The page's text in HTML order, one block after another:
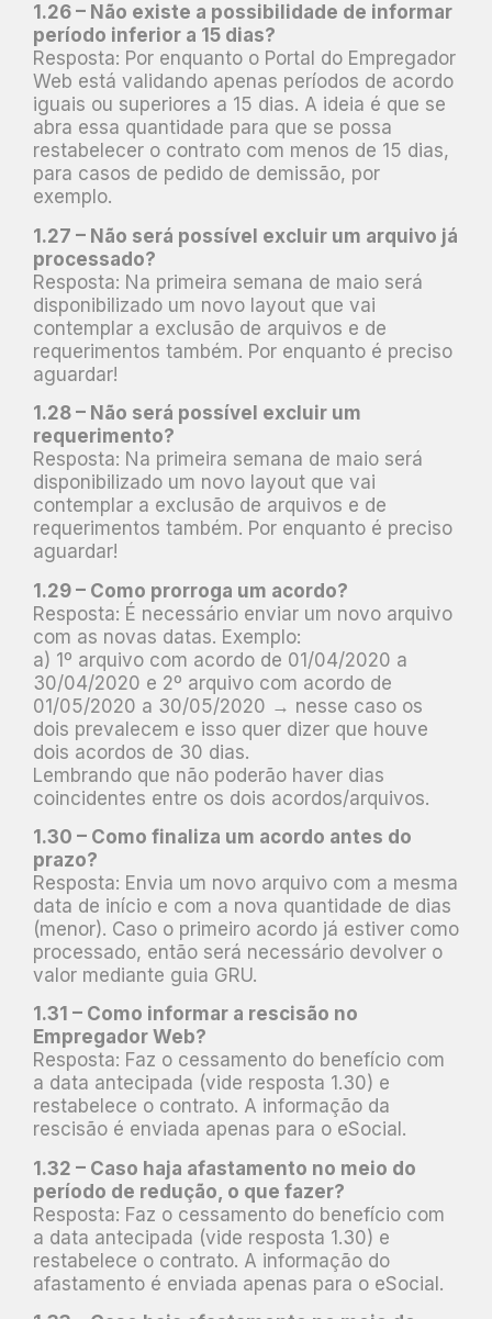
1.26 – Não existe a possibilidade de informar
período inferior a 15 dias?
Resposta: Por enquanto o Portal do Empregador
Web está validando apenas períodos de acordo
iguais ou superiores a 15 dias. A ideia é que se
abra essa quantidade para que se possa
restabelecer o contrato com menos de 15 dias,
para casos de pedido de demissão, por
exemplo.
1.27 – Não será possível excluir um arquivo já
processado?
Resposta: Na primeira semana de maio será
disponibilizado um novo layout que vai
contemplar a exclusão de arquivos e de
requerimentos também. Por enquanto é preciso
aguardar!
1.28 – Não será possível excluir um
requerimento?
Resposta: Na primeira semana de maio será
disponibilizado um novo layout que vai
contemplar a exclusão de arquivos e de
requerimentos também. Por enquanto é preciso
aguardar!
1.29 – Como prorroga um acordo?
Resposta: É necessário enviar um novo arquivo
com as novas datas. Exemplo:
a) 1º arquivo com acordo de 01/04/2020 a
30/04/2020 e 2º arquivo com acordo de
01/05/2020 a 30/05/2020 → nesse caso os
dois prevalecem e isso quer dizer que houve
dois acordos de 30 dias.
Lembrando que não poderão haver dias
coincidentes entre os dois acordos/arquivos.
1.30 – Como finaliza um acordo antes do
prazo?
Resposta: Envia um novo arquivo com a mesma
data de início e com a nova quantidade de dias
(menor). Caso o primeiro acordo já estiver como
processado, então será necessário devolver o
valor mediante guia GRU.
1.31 – Como informar a rescisão no
Empregador Web?
Resposta: Faz o cessamento do benefício com
a data antecipada (vide resposta 1.30) e
restabelece o contrato. A informação da
rescisão é enviada apenas para o eSocial.
1.32 – Caso haja afastamento no meio do
período de redução, o que fazer?
Resposta: Faz o cessamento do benefício com
a data antecipada (vide resposta 1.30) e
restabelece o contrato. A informação do
afastamento é enviada apenas para o eSocial.